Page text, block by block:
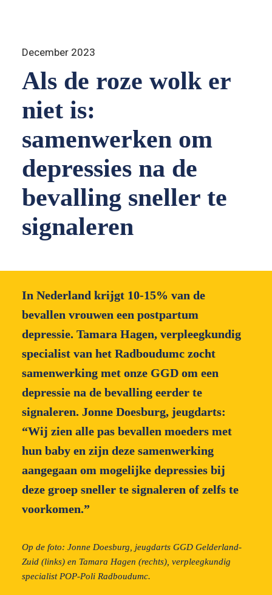
December 2023
Als de roze wolk er
niet is:
samenwerken om
depressies na de
bevalling sneller te
signaleren
In Nederland krijgt 10-15% van de
bevallen vrouwen een postpartum
depressie. Tamara Hagen, verpleegkundig
specialist van het Radboudumc zocht
samenwerking met onze GGD om een
depressie na de bevalling eerder te
signaleren. Jonne Doesburg, jeugdarts:
“Wij zien alle pas bevallen moeders met
hun baby en zijn deze samenwerking
aangegaan om mogelijke depressies bij
deze groep sneller te signaleren of zelfs te
voorkomen.”
Op de foto: Jonne Doesburg, jeugdarts GGD Gelderland-
Zuid (links) en Tamara Hagen (rechts), verpleegkundig
specialist POP-Poli Radboudumc.